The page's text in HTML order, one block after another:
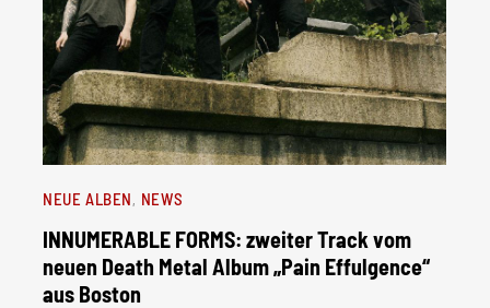
NEUE ALBEN NEWS
INNUMERABLE FORMS: zweiter Track vom
neuen Death Metal Album „Pain Effulgence“
aus Boston